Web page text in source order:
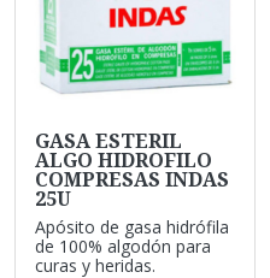
GASA ESTERIL
ALGO HIDROFILO
COMPRESAS INDAS
25U
Apósito de gasa hidrófila
de 100% algodón para
curas y heridas.